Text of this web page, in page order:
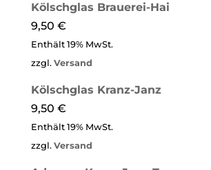
Kölschglas Brauerei-Hai
9,50 €
Enthält 19% MwSt.
zzgl. Versand
Kölschglas Kranz-Janz
9,50 €
Enthält 19% MwSt.
zzgl. Versand